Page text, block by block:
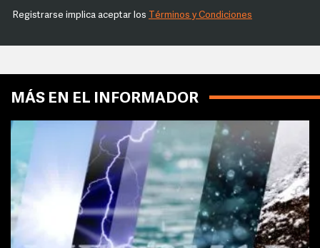
Registrarse implica aceptar los Términos y Condiciones
MÁS EN EL INFORMADOR